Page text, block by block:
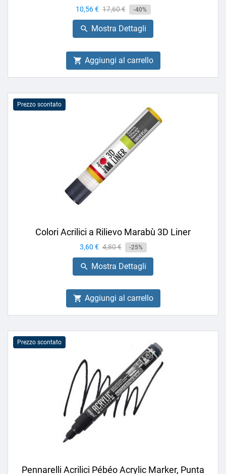
Prezzo
10,56 € Prezzo
base
17,60 € -40%
 Mostra Dettagli
 Aggiungi al carrello
Prezzo scontato
Colori Acrilici a Rilievo Marabù 3D Liner
Prezzo
3,60 € Prezzo
base
4,80 € -25%
 Mostra Dettagli
 Aggiungi al carrello
Prezzo scontato
Pennarelli Acrilici Pébéo Acrylic Marker, Punta